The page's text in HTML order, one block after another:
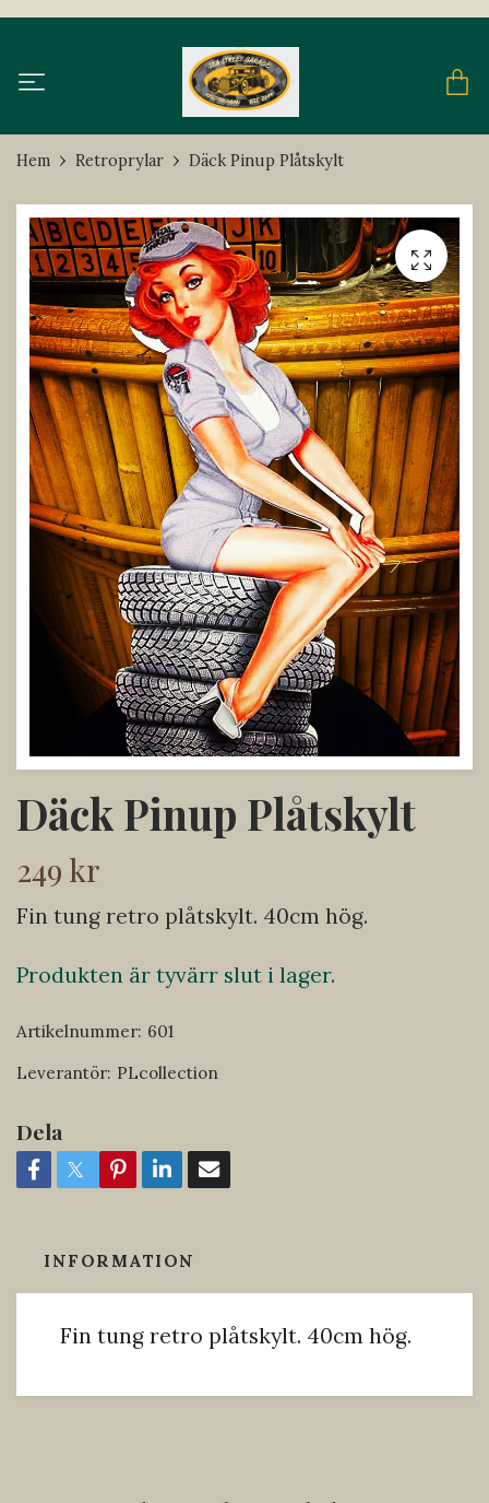
Hem Retroprylar Däck Pinup Plåtskylt
Däck Pinup Plåtskylt
249 kr
Fin tung retro plåtskylt. 40cm hög.
Produkten är tyvärr slut i lager.
Artikelnummer: 601
Leverantör: PLcollection
Dela
INFORMATION
Fin tung retro plåtskylt. 40cm hög.